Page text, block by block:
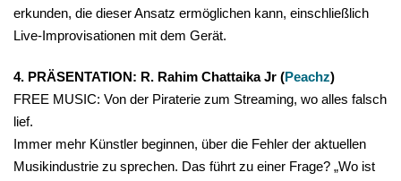
erkunden, die dieser Ansatz ermöglichen kann, einschließlich
Live-Improvisationen mit dem Gerät.
4. PRÄSENTATION: R. Rahim Chattaika Jr (Peachz)
FREE MUSIC: Von der Piraterie zum Streaming, wo alles falsch
lief.
Immer mehr Künstler beginnen, über die Fehler der aktuellen
Musikindustrie zu sprechen. Das führt zu einer Frage? „Wo ist